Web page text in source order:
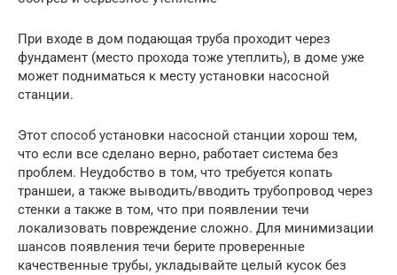
При входе в дом подающая труба проходит через
фундамент (место прохода тоже утеплить), в доме уже
может подниматься к месту установки насосной
станции.
Этот способ установки насосной станции хорош тем,
что если все сделано верно, работает система без
проблем. Неудобство в том, что требуется копать
траншеи, а также выводить/вводить трубопровод через
стенки а также в том, что при появлении течи
локализовать повреждение сложно. Для минимизации
шансов появления течи берите проверенные
качественные трубы, укладывайте целый кусок без